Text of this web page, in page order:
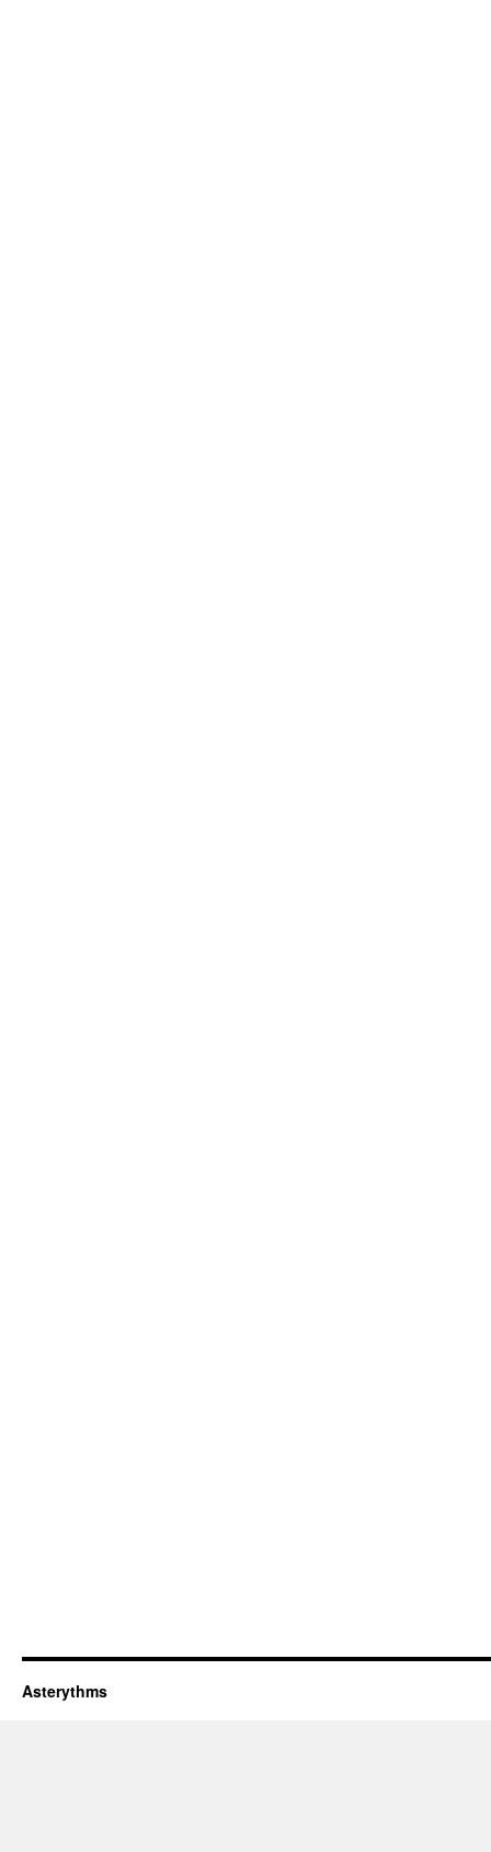
Asterythms